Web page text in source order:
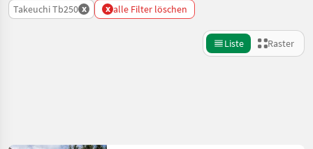
Takeuchi Tb250 x x alle Filter löschen
Liste Raster